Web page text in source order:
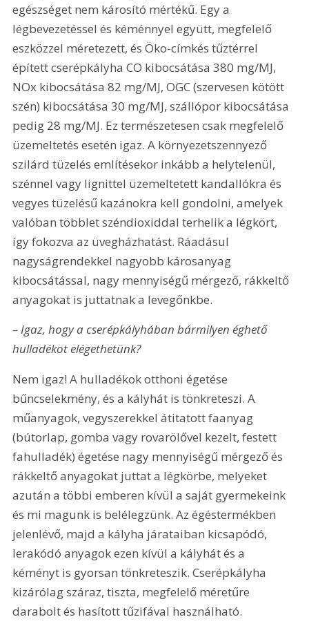
egészséget nem károsító mértékű. Egy a
légbevezetéssel és kéménnyel együtt, megfelelő
eszközzel méretezett, és Öko-címkés tűztérrel
épített cserépkályha CO kibocsátása 380 mg/MJ,
NOx kibocsátása 82 mg/MJ, OGC (szervesen kötött
szén) kibocsátása 30 mg/MJ, szállópor kibocsátása
pedig 28 mg/MJ. Ez természetesen csak megfelelő
üzemeltetés esetén igaz. A környezetszennyező
szilárd tüzelés említésekor inkább a helytelenül,
szénnel vagy lignittel üzemeltetett kandallókra és
vegyes tüzelésű kazánokra kell gondolni, amelyek
valóban többlet széndioxiddal terhelik a légkört,
így fokozva az üvegházhatást. Ráadásul
nagyságrendekkel nagyobb károsanyag
kibocsátással, nagy mennyiségű mérgező, rákkeltő
anyagokat is juttatnak a levegőnkbe.
– Igaz, hogy a cserépkályhában bármilyen éghető
hulladékot elégethetünk?
Nem igaz! A hulladékok otthoni égetése
bűncselekmény, és a kályhát is tönkreteszi. A
műanyagok, vegyszerekkel átitatott faanyag
(bútorlap, gomba vagy rovarölővel kezelt, festett
fahulladék) égetése nagy mennyiségű mérgező és
rákkeltő anyagokat juttat a légkörbe, melyeket
azután a többi emberen kívül a saját gyermekeink
és mi magunk is belélegzünk. Az égéstermékben
jelenlévő, majd a kályha járataiban kicsapódó,
lerakódó anyagok ezen kívül a kályhát és a
kéményt is gyorsan tönkreteszik. Cserépkályha
kizárólag száraz, tiszta, megfelelő méretűre
darabolt és hasított tűzifával használható.